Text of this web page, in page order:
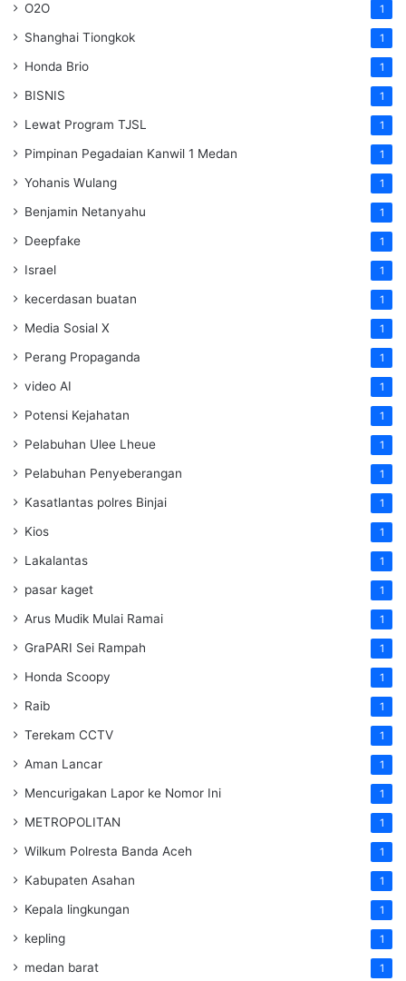
O2O 1
Shanghai Tiongkok 1
Honda Brio 1
BISNIS 1
Lewat Program TJSL 1
Pimpinan Pegadaian Kanwil 1 Medan 1
Yohanis Wulang 1
Benjamin Netanyahu 1
Deepfake 1
Israel 1
kecerdasan buatan 1
Media Sosial X 1
Perang Propaganda 1
video AI 1
Potensi Kejahatan 1
Pelabuhan Ulee Lheue 1
Pelabuhan Penyeberangan 1
Kasatlantas polres Binjai 1
Kios 1
Lakalantas 1
pasar kaget 1
Arus Mudik Mulai Ramai 1
GraPARI Sei Rampah 1
Honda Scoopy 1
Raib 1
Terekam CCTV 1
Aman Lancar 1
Mencurigakan Lapor ke Nomor Ini 1
METROPOLITAN 1
Wilkum Polresta Banda Aceh 1
Kabupaten Asahan 1
Kepala lingkungan 1
kepling 1
medan barat 1